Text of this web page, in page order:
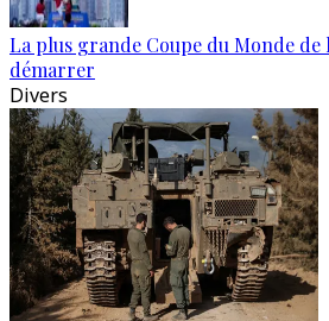
La plus grande Coupe du Monde de
démarrer
Divers